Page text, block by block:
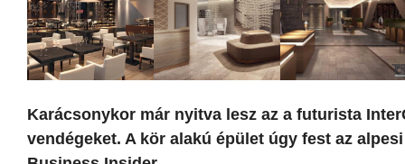
Karácsonykor már nyitva lesz az a futurista
vendégeket. A kör alakú épület úgy fest az